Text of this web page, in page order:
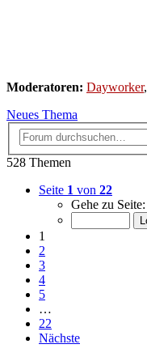
Moderatoren: Dayworker,
Neues Thema
528 Themen
Seite 1 von 22
Gehe zu Seite:
1
2
3
4
5
…
22
Nächste